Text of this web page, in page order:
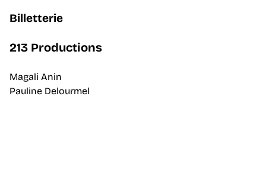
Billetterie
213 Productions
Magali Anin
Pauline Delourmel